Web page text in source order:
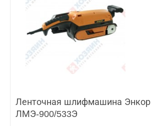
Ленточная шлифмашина Энкор
ЛМЭ-900/533Э